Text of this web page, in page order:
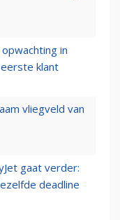
in
klant
vliegveld van
gaat verder:
deadline